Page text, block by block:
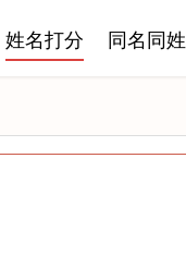
姓名打分 同名同姓